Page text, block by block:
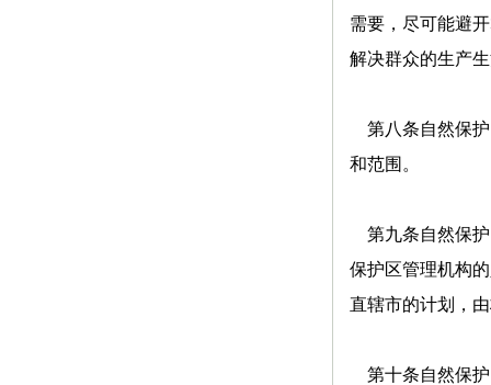
需要，尽可能避
解决群众的生产
第八条自然保护
和范围。
第九条自然保护
保护区管理机构
直辖市的计划，
第十条自然保护